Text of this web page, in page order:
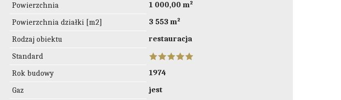
Powierzchnia
1 000,00 m²
Powierzchnia działki [m2]
3 553 m²
Rodzaj obiektu
restauracja
Standard
Rok budowy
1974
Gaz
jest